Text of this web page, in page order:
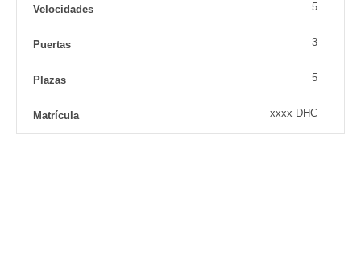
Velocidades 5
Puertas 3
Plazas 5
Matrícula xxxx DHC